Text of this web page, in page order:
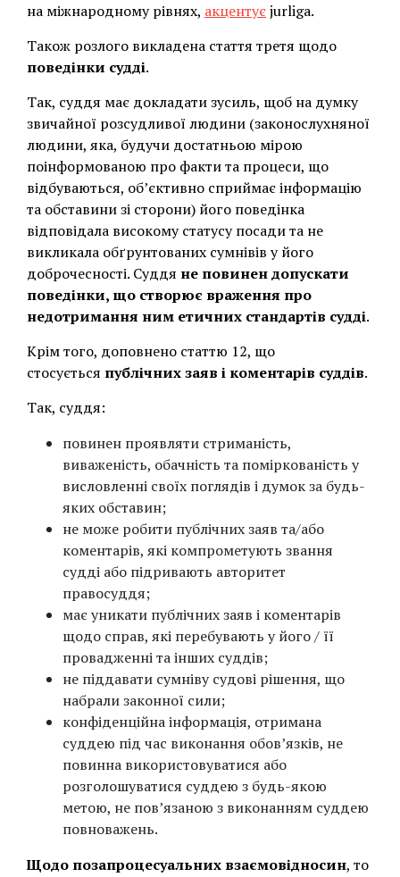
на міжнародному рівнях, акцентуєjurliga.
Також розлого викладена стаття третя щодо
поведінки судді.
Так, суддя має докладати зусиль, щоб на думку
звичайної розсудливої людини (законослухняної
людини, яка, будучи достатньою мірою
поінформованою про факти та процеси, що
відбуваються, об’єктивно сприймає інформацію
та обставини зі сторони) його поведінка
відповідала високому статусу посади та не
викликала обґрунтованих сумнівів у його
доброчесності. Суддя не повинен допускати
поведінки, що створює враження про
недотримання ним етичних стандартів судді.
Крім того, доповнено статтю 12, що
стосується публічних заяв і коментарів суддів.
Так, суддя:
повинен проявляти стриманість,
виваженість, обачність та поміркованість у
висловленні своїх поглядів і думок за будь-
яких обставин;
не може робити публічних заяв та/або
коментарів, які компрометують звання
судді або підривають авторитет
правосуддя;
має уникати публічних заяв і коментарів
щодо справ, які перебувають у його / її
провадженні та інших суддів;
не піддавати сумніву судові рішення, що
набрали законної сили;
конфіденційна інформація, отримана
суддею під час виконання обов’язків, не
повинна використовуватися або
розголошуватися суддею з будь-якою
метою, не пов’язаною з виконанням суддею
повноважень.
Щодо позапроцесуальних взаємовідносин, то